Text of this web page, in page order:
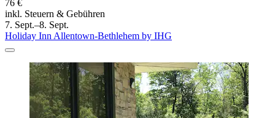
76 €
inkl. Steuern & Gebühren
7. Sept.–8. Sept.
Holiday Inn Allentown-Bethlehem by IHG